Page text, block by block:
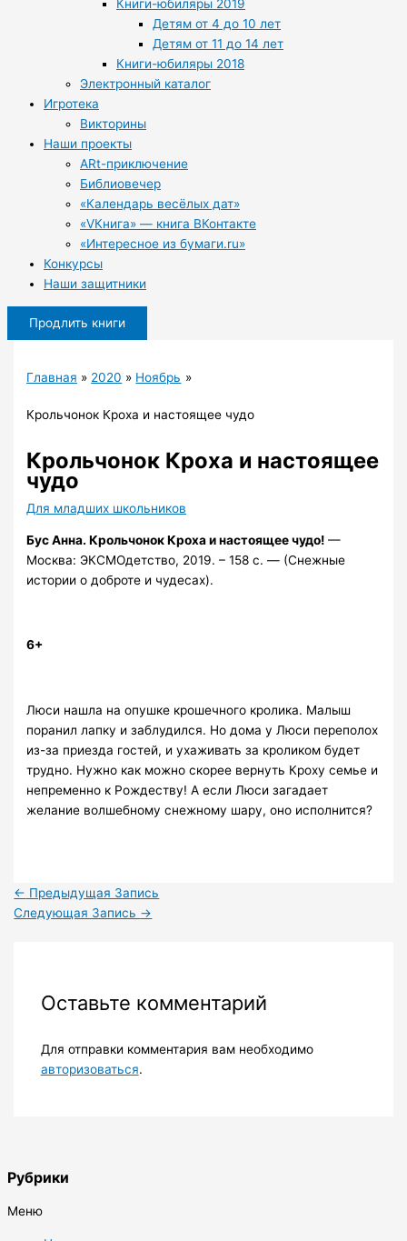
Книги-юбиляры 2019
Детям от 4 до 10 лет
Детям от 11 до 14 лет
Книги-юбиляры 2018
Электронный каталог
Игротека
Викторины
Наши проекты
ARt-приключение
Библиовечер
«Календарь весёлых дат»
«VКнига» — книга ВКонтакте
«Интересное из бумаги.ru»
Конкурсы
Наши защитники
Продлить книги
Главная 2020 Ноябрь
Крольчонок Кроха и настоящее чудо
Крольчонок Кроха и настоящее
чудо
Для младших школьников
Бус Анна. Крольчонок Кроха и настоящее чудо! —
Москва: ЭКСМОдетство, 2019. – 158 с. — (Снежные
истории о доброте и чудесах).
6+
Люси нашла на опушке крошечного кролика. Малыш
поранил лапку и заблудился. Но дома у Люси переполох
из-за приезда гостей, и ухаживать за кроликом будет
трудно. Нужно как можно скорее вернуть Кроху семье и
непременно к Рождеству! А если Люси загадает
желание волшебному снежному шару, оно исполнится?
← Предыдущая Запись
Следующая Запись →
Оставьте комментарий
Для отправки комментария вам необходимо
авторизоваться.
Рубрики
Меню